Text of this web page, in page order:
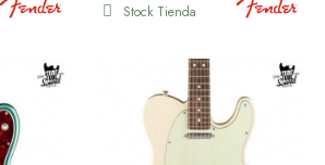
Stock Tienda